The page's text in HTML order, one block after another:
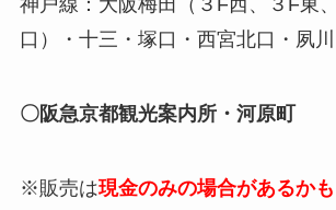
口）・十三・塚口・西宮北口・夙
〇阪急京都観光案内所・河原町
※販売は現金のみの場合があるか